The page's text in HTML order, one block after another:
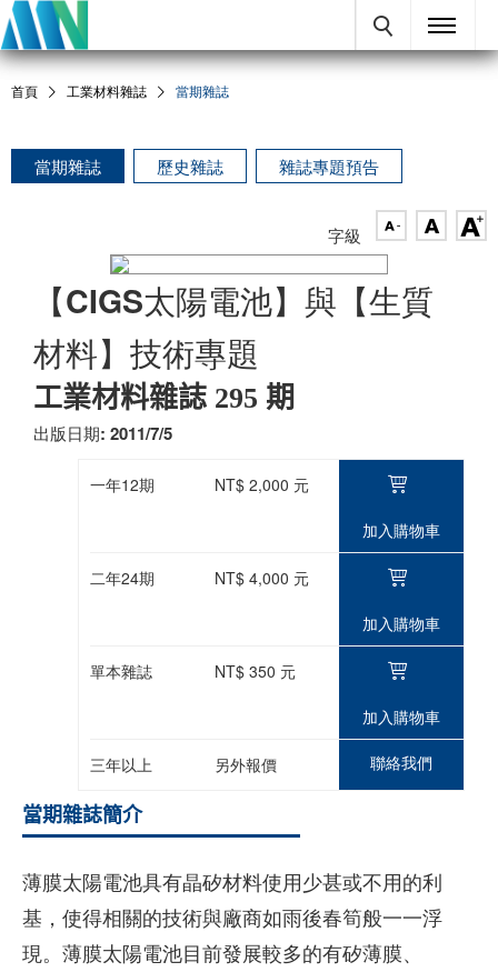
首頁 工業材料雜誌 當期雜誌
當期雜誌 歷史雜誌 雜誌專題預告
字級
【CIGS太陽電池】與【生質
材料】技術專題
工業材料雜誌 295 期
出版日期: 2011/7/5
一年12期 NT$ 2,000 元
加入購物車
二年24期 NT$ 4,000 元
加入購物車
單本雜誌 NT$ 350 元
加入購物車
三年以上 另外報價 聯絡我們
當期雜誌簡介
薄膜太陽電池具有晶矽材料使用少甚或不用的利
基，使得相關的技術與廠商如雨後春筍般一一浮
現。薄膜太陽電池目前發展較多的有矽薄膜、